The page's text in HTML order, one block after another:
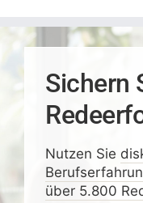
Sichern
Nutzen Sie
über 5.800